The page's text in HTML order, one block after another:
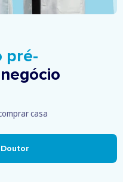
pré-
casa